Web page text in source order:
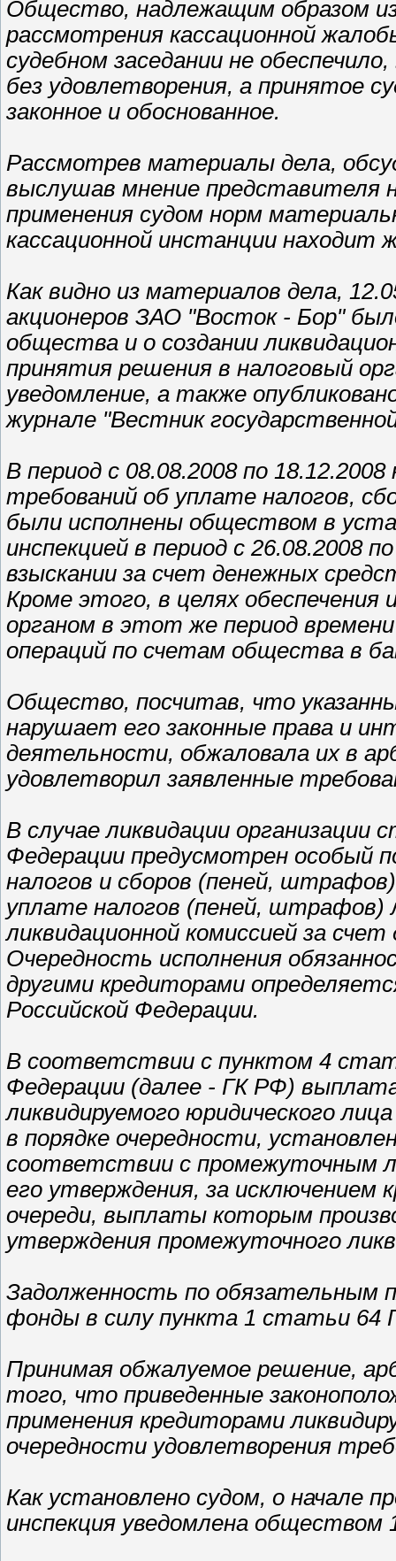
Общество, надлежащим образом
рассмотрения кассационной
судебном заседании не
без удовлетворения, а принятое
законное и обоснованное.
Рассмотрев материалы дела,
выслушав мнение представителя
применения судом норм
кассационной инстанции находит
Как видно из материалов дела,
акционеров ЗАО "Восток - Бор"
общества и о создании
принятия решения в налоговый
уведомление, а также
журнале "Вестник
В период с 08.08.2008 по
требований об уплате налогов,
были исполнены обществом в
инспекцией в период с 26.08.2008
взыскании за счет денежных
Кроме этого, в целях обеспечения
органом в этот же период
операций по счетам общества в
Общество, посчитав, что
нарушает его законные права и
деятельности, обжаловала их в
удовлетворил заявленные
В случае ликвидации организации
Федерации предусмотрен особый
налогов и сборов (пеней,
уплате налогов (пеней, штрафов)
ликвидационной комиссией за
Очередность исполнения
другими кредиторами
Российской Федерации.
В соответствии с пунктом 4
Федерации (далее - ГК РФ)
ликвидируемого юридического
в порядке очередности,
соответствии с промежуточным
его утверждения, за
очереди, выплаты которым
утверждения промежуточного
Задолженность по
фонды в силу пункта 1 статьи
Принимая обжалуемое решение,
того, что приведенные
применения кредиторами
очередности удовлетворения
Как установлено судом, о начале
инспекция уведомлена обществом